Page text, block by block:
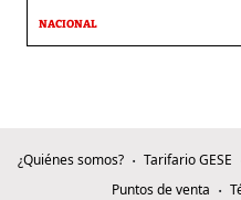
NACIONAL
¿Quiénes somos? Tarifario GESE
Puntos de venta